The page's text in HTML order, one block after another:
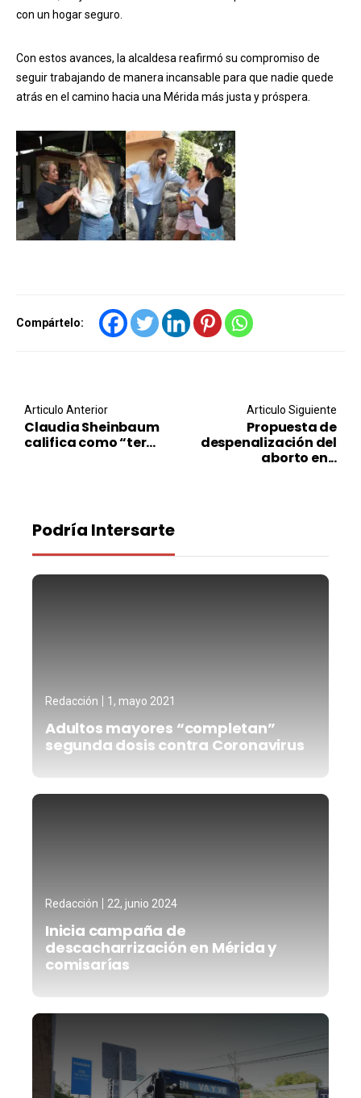
con un hogar seguro.
Con estos avances, la alcaldesa reafirmó su compromiso de
seguir trabajando de manera incansable para que nadie quede
atrás en el camino hacia una Mérida más justa y próspera.
Compártelo:
Post navigation
Articulo Anterior
Claudia Sheinbaum
califica como “ter...
Articulo Siguiente
Propuesta de
despenalización del
aborto en...
Podría Intersarte
Redacción 1, mayo 2021
Adultos mayores “completan”
segunda dosis contra Coronavirus
Redacción 22, junio 2024
Inicia campaña de
descacharrización en Mérida y
comisarías